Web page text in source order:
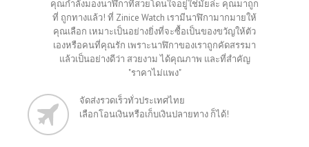
คุณกำลังมองนาฬิกาที่สวยโดนใจอยู่ใช่มั้ยล่ะ คุณมาถูก
ที่ ถูกทางแล้ว! ที่ Zinice Watch เรามีนาฬิกามากมายให้
คุณเลือก เหมาะเป็นอย่างยิ่งที่จะซื้อเป็นของขวัญให้ตัว
เองหรือคนที่คุณรัก เพราะนาฬิกาของเราถูกคัดสรรมา
แล้วเป็นอย่างดีว่า สวยงาม ได้คุณภาพ และที่สำคัญ
"ราคาไม่แพง"
จัดส่งรวดเร็วทั่วประเทศไทย
เลือกโอนเงินหรือเก็บเงินปลายทาง ก็ได้!